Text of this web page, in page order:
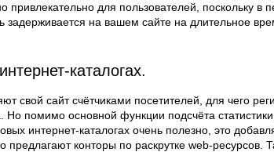
привлекательно для пользователей, поскольку
на вашем сайте на длительное
каталогах.
свой сайт счётчиками посетителей, для чего
помимо основной функции подсчёта
интернет-каталогах очень полезно, это
предлагают конторы по раскрутке web-ресурсов.